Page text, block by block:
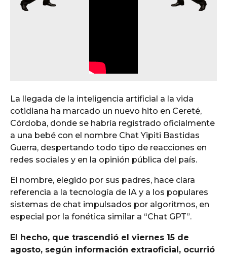
La llegada de la inteligencia artificial a la vida
cotidiana ha marcado un nuevo hito en Cereté,
Córdoba, donde se habría registrado oficialmente
a una bebé con el nombre Chat Yipiti Bastidas
Guerra, despertando todo tipo de reacciones en
redes sociales y en la opinión pública del país.
El nombre, elegido por sus padres, hace clara
referencia a la tecnología de IA y a los populares
sistemas de chat impulsados por algoritmos, en
especial por la fonética similar a “Chat GPT”.
El hecho, que trascendió el viernes 15 de
agosto, según información extraoficial, ocurrió